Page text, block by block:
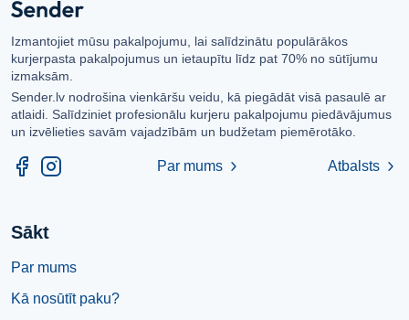
Izmantojiet mūsu pakalpojumu, lai salīdzinātu populārākos
kurjerpasta pakalpojumus un ietaupītu līdz pat 70% no sūtījumu
izmaksām.
Sender.lv nodrošina vienkāršu veidu, kā piegādāt visā pasaulē ar
atlaidi. Salīdziniet profesionālu kurjeru pakalpojumu piedāvājumus
un izvēlieties savām vajadzībām un budžetam piemērotāko.
Par mums chevron_right Atbalsts chevron_right
Sākt
Par mums
Kā nosūtīt paku?